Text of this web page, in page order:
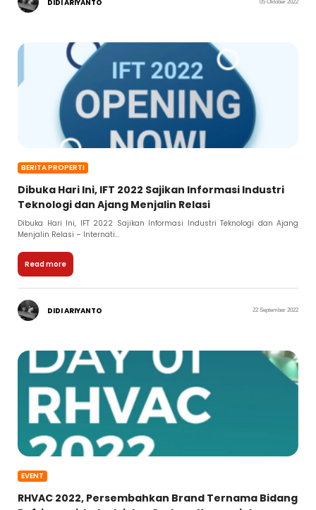
DIDI ARIYANTO 05 Oktober 2022
BERITA PROPERTI
Dibuka Hari Ini, IFT 2022 Sajikan Informasi Industri
Teknologi dan Ajang Menjalin Relasi
Dibuka Hari Ini, IFT 2022 Sajikan Informasi Industri Teknologi dan Ajang
Menjalin Relasi – Internati...
Read more
DIDI ARIYANTO 22 September 2022
EVENT
RHVAC 2022, Persembahkan Brand Ternama Bidang